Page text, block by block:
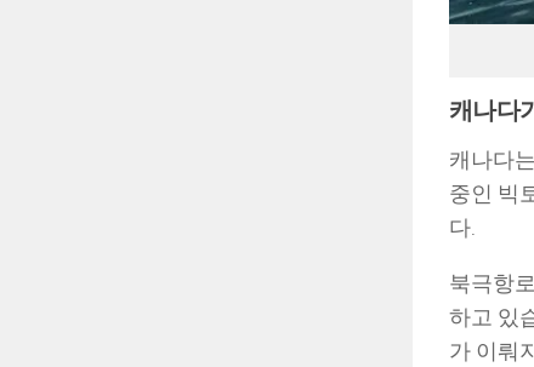
캐나다
캐나다
중인 빅
다.
북극항
하고 있
가 이뤄